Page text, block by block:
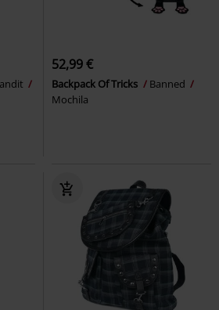
52,99 €
Backpack Of Tricks
Banned
Mochila